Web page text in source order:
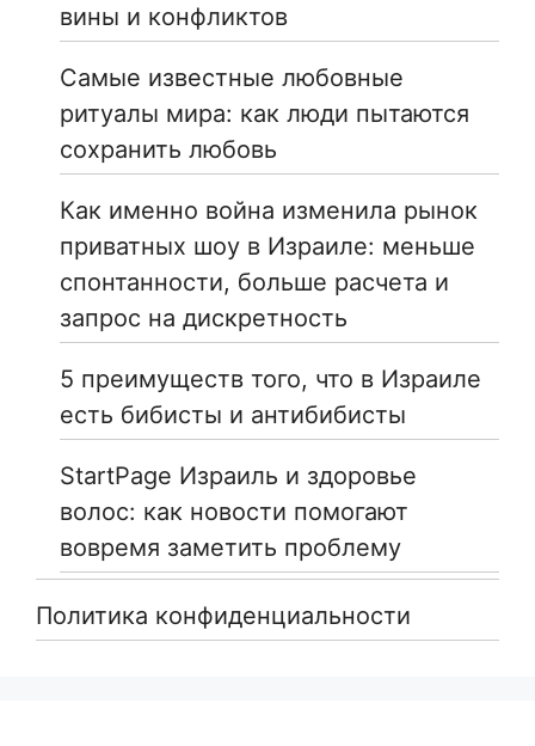
вины и конфликтов
Самые известные любовные
ритуалы мира: как люди пытаются
сохранить любовь
Как именно война изменила рынок
приватных шоу в Израиле: меньше
спонтанности, больше расчета и
запрос на дискретность
5 преимуществ того, что в Израиле
есть бибисты и антибибисты
StartPage Израиль и здоровье
волос: как новости помогают
вовремя заметить проблему
Политика конфиденциальности